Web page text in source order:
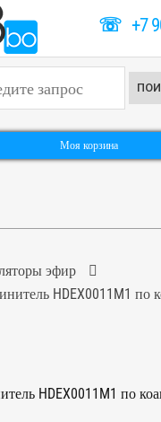
☏+7
Моя корзина
эфир
HDEX0011M1 по
HDEX0011M1 по